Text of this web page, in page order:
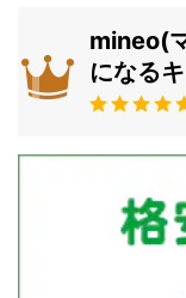
mineo(
になる